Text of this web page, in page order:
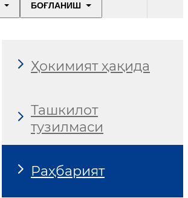
БОҒЛАНИШ
Ҳокимият ҳақида
Ташкилот
тузилмаси
Раҳбарият